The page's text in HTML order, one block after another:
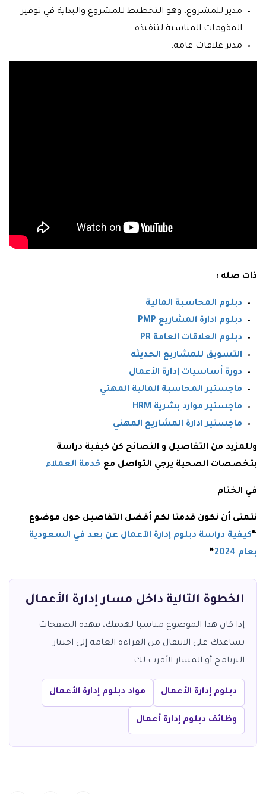
مدير للمشروع، وهو التخطيط للمشروع والبداية في توفير
المقومات المناسبة لتنفيذه.
مدير علاقات عامة.
ذات صله :
دبلوم المحاسبة المالية
دبلوم ادارة المشاريع PMP
دبلوم العلاقات العامة PR
التسويق للمشاريع الحديثه
دورة أساسيات إدارة الأعمال
ماجستير المحاسبة المالية المهني
ماجستير موارد بشرية HRM
ماجستير ادارة المشاريع المهني
وللمزيد من التفاصيل و النصائح كن كيفية دراسة
بتخصصات الصحية يرجي التواصل مع خدمة العملاء
في الختام
نتمنى أن نكون قدمنا لكم أفضل التفاصيل حول موضوع
“كيفية دراسة دبلوم إدارة الأعمال عن بعد في السعودية
بعام 2024
“
الخطوة التالية داخل مسار إدارة الأعمال
إذا كان هذا الموضوع مناسبا لهدفك، فهذه الصفحات
تساعدك على الانتقال من القراءة العامة إلى اختيار
البرنامج أو المسار الأقرب لك.
دبلوم إدارة الأعمال مواد دبلوم إدارة الأعمال
وظائف دبلوم إدارة أعمال